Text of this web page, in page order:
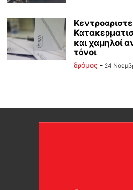
και χαμηλοί
τόνοι
δρόμος - 24